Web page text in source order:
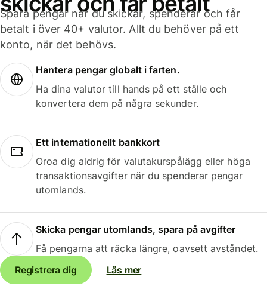
Spara pengar när du skickar, spenderar och får
betalt i över 40+ valutor. Allt du behöver på ett
konto, när det behövs.
Hantera pengar globalt i farten.
Ha dina valutor till hands på ett ställe och
konvertera dem på några sekunder.
Ett internationellt bankkort
Oroa dig aldrig för valutakurspålägg eller höga
transaktionsavgifter när du spenderar pengar
utomlands.
Skicka pengar utomlands, spara på avgifter
Få pengarna att räcka längre, oavsett avståndet.
Registrera dig
Läs mer